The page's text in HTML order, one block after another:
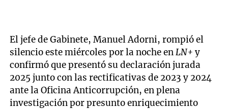
El jefe de Gabinete, Manuel Adorni, rompió el
silencio este miércoles por la noche enLN+ y
confirmó que presentó su declaración jurada
2025 junto con las rectificativas de 2023 y 2024
ante la Oficina Anticorrupción, en plena
investigación por presunto enriquecimiento